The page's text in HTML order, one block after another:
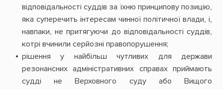
відповідальності суддів за їхню принципову позицію,
яка суперечить інтересам чинної політичної влади, і,
навпаки, не притягуючи до відповідальності суддів,
котрі вчинили серйозні правопорушення;
рішення у найбільш чутливих для держави
резонансних адміністративних справах приймають
судді не Верховного суду або Вищого